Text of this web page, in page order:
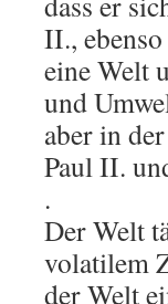
II.,
eine Welt
und
aber in
Paul II.
.
Der Welt
volatilem
der Welt